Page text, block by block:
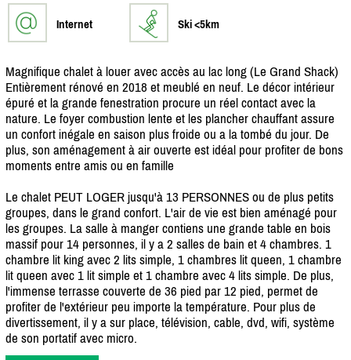
Internet Ski <5km
Magnifique chalet à louer avec accès au lac long (Le Grand Shack)
Entièrement rénové en 2018 et meublé en neuf. Le décor intérieur
épuré et la grande fenestration procure un réel contact avec la
nature. Le foyer combustion lente et les plancher chauffant assure
un confort inégale en saison plus froide ou a la tombé du jour. De
plus, son aménagement à air ouverte est idéal pour profiter de bons
moments entre amis ou en famille
Le chalet PEUT LOGER jusqu'à 13 PERSONNES ou de plus petits
groupes, dans le grand confort. L'air de vie est bien aménagé pour
les groupes. La salle à manger contiens une grande table en bois
massif pour 14 personnes, il y a 2 salles de bain et 4 chambres. 1
chambre lit king avec 2 lits simple, 1 chambres lit queen, 1 chambre
lit queen avec 1 lit simple et 1 chambre avec 4 lits simple. De plus,
l'immense terrasse couverte de 36 pied par 12 pied, permet de
profiter de l'extérieur peu importe la température. Pour plus de
divertissement, il y a sur place, télévision, cable, dvd, wifi, système
de son portatif avec micro.